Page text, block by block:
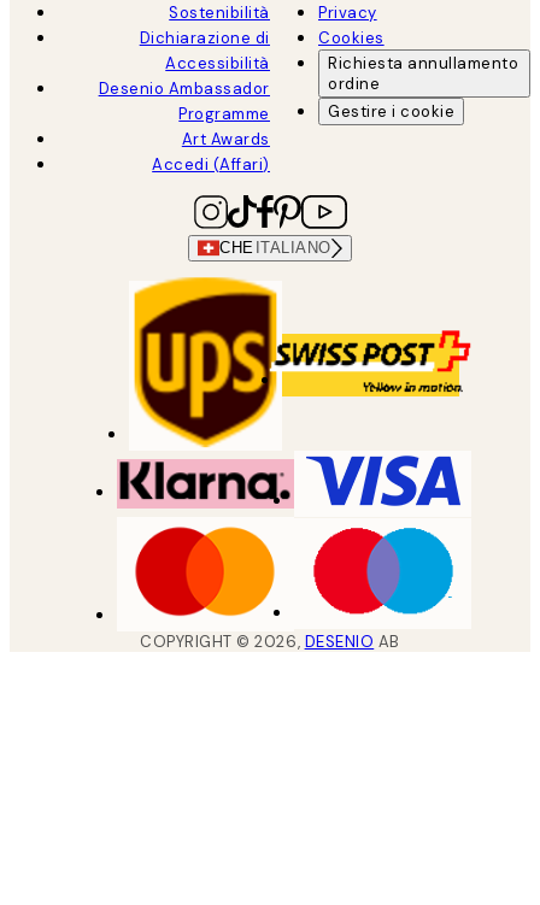
Sostenibilità
Dichiarazione di
Accessibilità
Desenio Ambassador
Programme
Art Awards
Accedi (Affari)
Privacy
Cookies
Richiesta annullamento
ordine
Gestire i cookie
CHE ITALIANO
COPYRIGHT ©2026, DESENIO AB